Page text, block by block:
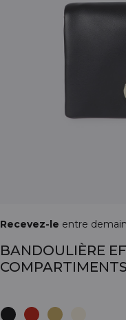
Recevez-le entre
BANDOULIÈRE